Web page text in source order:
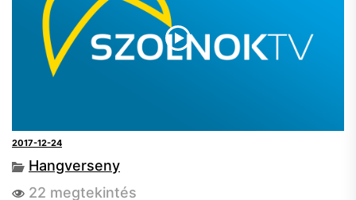
2017-12-24
Hangverseny
22 megtekintés